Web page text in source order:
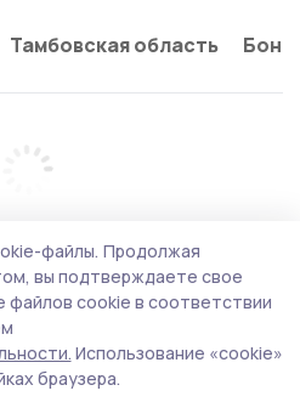
Тамбовская область
файлы. Продолжая
вы подтверждаете свое
файлов cookie в соответствии
Использование «cookie»
браузера.